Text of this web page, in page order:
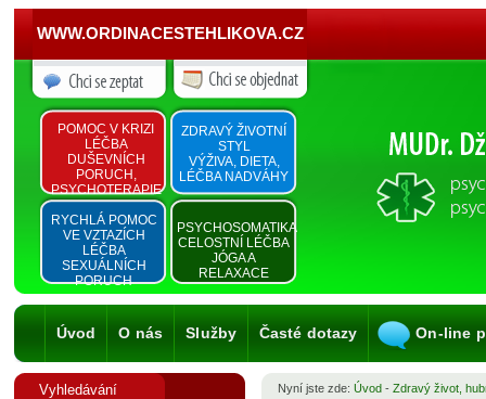
WWW.ORDINACESTEHLIKOVA.CZ
POMOC V KRIZI
LÉČBA
DUŠEVNÍCH
PORUCH,
PSYCHOTERAPIE
ZDRAVÝ ŽIVOTNÍ
STYL
VÝŽIVA, DIETA,
LÉČBA NADVÁHY
RYCHLÁ POMOC
VE VZTAZÍCH
LÉČBA
SEXUÁLNÍCH
PORUCH
PSYCHOSOMATIKA
CELOSTNÍ LÉČBA
JÓGA A
RELAXACE
Úvod O nás Služby Časté dotazy On-line
Vyhledávání Nyní jste zde: Úvod - Zdravý život,